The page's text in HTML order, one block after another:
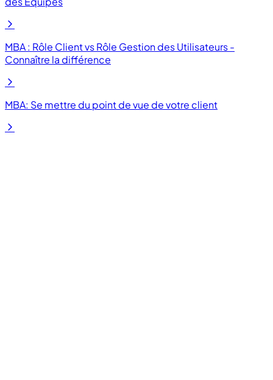
MBA : Rôle Client vs Rôle Gestion des Utilisateurs -
Connaître la différence
MBA: Se mettre du point de vue de votre client